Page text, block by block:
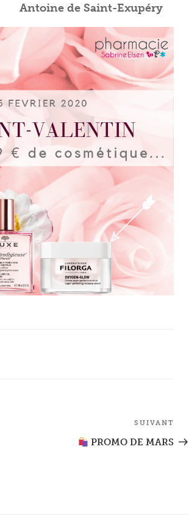
Antoine de Saint-Exupéry
SUIVANT
PROMO DE MARS